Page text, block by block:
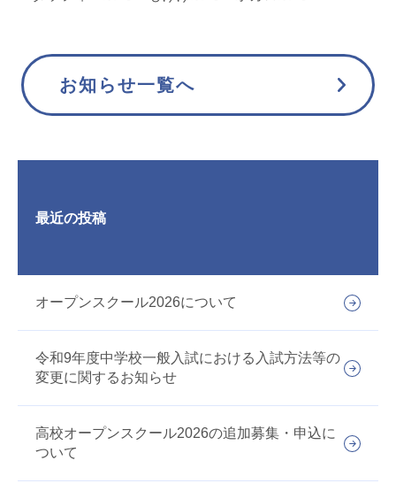
お知らせ一覧へ
最近の投稿
オープンスクール2026について
令和9年度中学校一般入試における入試方法等の
変更に関するお知らせ
高校オープンスクール2026の追加募集・申込に
ついて